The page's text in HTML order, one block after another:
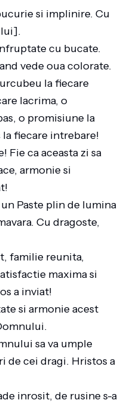
si implinire. Cu
cu bucate.
vede oua colorate.
la fiecare
lacrima, o
o promisiune la
fiecare intrebare!
Fie ca aceasta zi sa
armonie si
Paste plin de lumina
Cu dragoste,
familie reunita,
maxima si
a inviat!
si armonie acest
sa va umple
de cei dragi. Hristos a
inrosit, de rusine s-a